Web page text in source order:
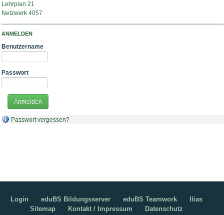
Lehrplan 21
Netzwerk 4057
ANMELDEN
Benutzername
Passwort
Passwort vergessen?
Login eduBS Bildungsserver eduBS Teamwork
Ilias
Sitemap
Kontakt / Impressum Datenschutz